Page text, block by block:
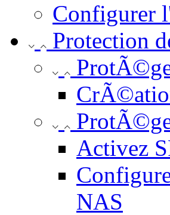
Configurer
Protection
Activez
NAS